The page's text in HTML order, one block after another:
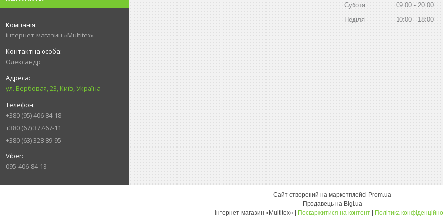
інтернет-магазин «Multitex»
Олександр
ул. Вербовая, 23, Київ, Україна
+380 (95) 406-84-18
+380 (67) 377-67-11
+380 (63) 328-89-95
095-406-84-18
Субота 09:00
20:00
Неділя
10:00 18:00
Сайт створений на маркетплейсі Prom.ua
Продавець на Bigl.ua
Поскаржитися на контент Політика